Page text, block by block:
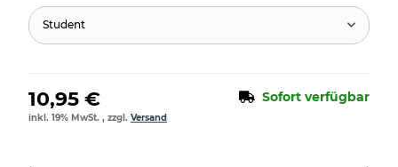
Student
10,95 € Sofort verfügbar
inkl. 19% MwSt. , zzgl. Versand